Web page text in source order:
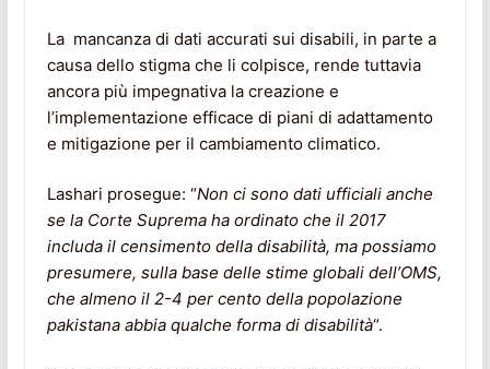
La mancanza di dati accurati sui disabili, in parte a
causa dello stigma che li colpisce, rende tuttavia
ancora più impegnativa la creazione e
l’implementazione efficace di piani di adattamento
e mitigazione per il cambiamento climatico.
Lashari prosegue: “Non ci sono dati ufficiali anche
se la Corte Suprema ha ordinato che il 2017
includa il censimento della disabilità, ma possiamo
presumere, sulla base delle stime globali dell’OMS,
che almeno il 2-4 per cento della popolazione
pakistana abbia qualche forma di disabilità“.